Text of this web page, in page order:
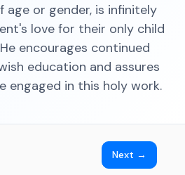
age or gender, is infinitely
love for their only child
encourages continued
education and assures
engaged in this holy work.
Next →